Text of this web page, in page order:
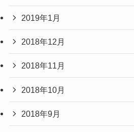
2019年1月
2018年12月
2018年11月
2018年10月
2018年9月